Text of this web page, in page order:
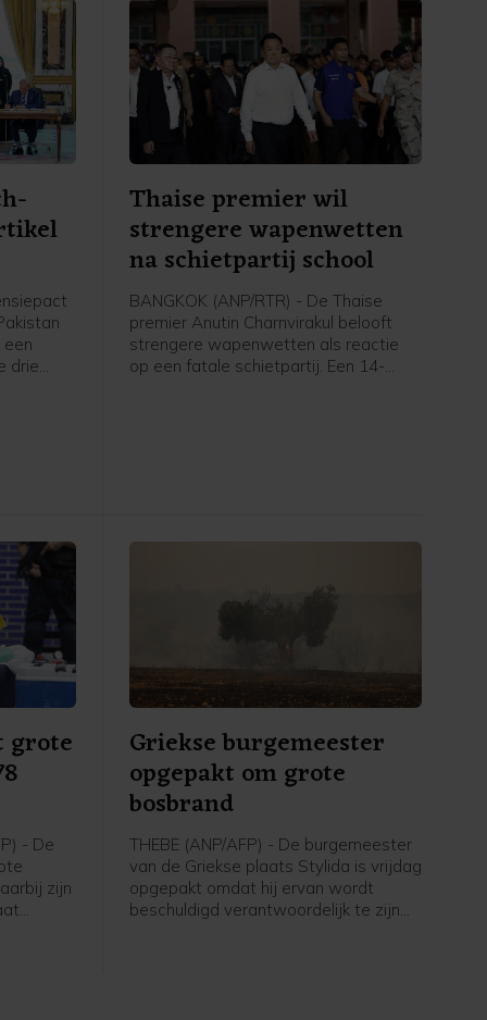
drie
Thaise premier wil
strengere wapenwetten
na schietpartij school
BANGKOK (ANP/RTR) - De Thaise
premier Anutin Charnvirakul belooft
strengere wapenwetten als reactie
op een fatale schietpartij. Een 14-
grote
- De
zijn
Griekse burgemeester
opgepakt om grote
bosbrand
THEBE (ANP/AFP) - De burgemeester
van de Griekse plaats Stylida is vrijdag
opgepakt omdat hij ervan wordt
beschuldigd verantwoordelijk te zijn